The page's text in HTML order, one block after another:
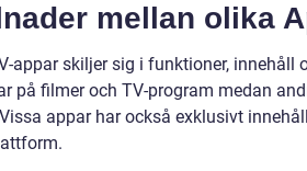
mellan olika
appar skiljer sig i funktioner, innehåll
på filmer och TV-program medan
appar har också exklusivt